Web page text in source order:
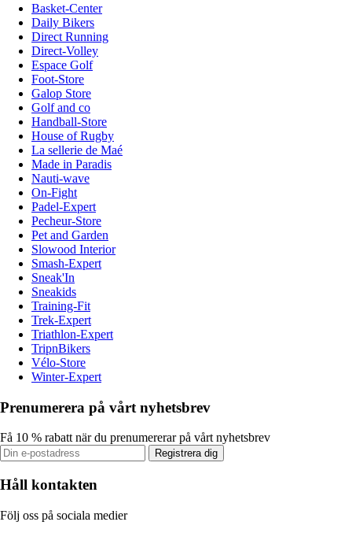
Basket-Center
Daily Bikers
Direct Running
Direct-Volley
Espace Golf
Foot-Store
Galop Store
Golf and co
Handball-Store
House of Rugby
La sellerie de Maé
Made in Paradis
Nauti-wave
On-Fight
Padel-Expert
Pecheur-Store
Pet and Garden
Slowood Interior
Smash-Expert
Sneak'In
Sneakids
Training-Fit
Trek-Expert
Triathlon-Expert
TripnBikers
Vélo-Store
Winter-Expert
Prenumerera på vårt nyhetsbrev
Få 10 % rabatt när du prenumererar på vårt nyhetsbrev
Registrera dig
Håll kontakten
Följ oss på sociala medier